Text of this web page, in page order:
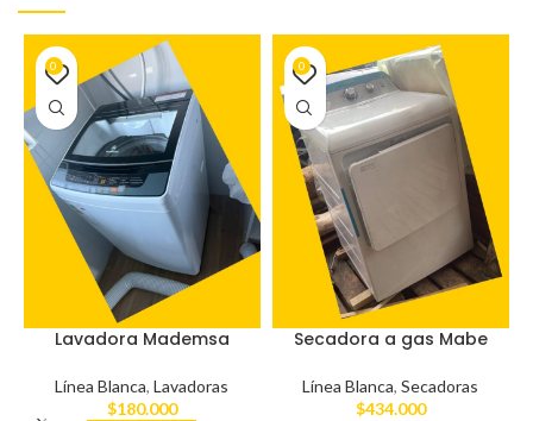
Lavadora Mademsa
Línea Blanca,Lavadoras
$180.000
0
Secadora a gas Mabe
Línea Blanca,Secadoras
$434.000
0